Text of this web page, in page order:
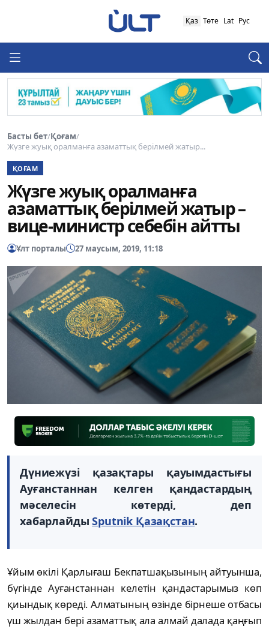
Қаз Төте Lat Рус
Басты бет/Қоғам/
Жүзге жуық оралманға азаматтық берілмей жатыр...
ҚОҒАМ
Жүзге жуық оралманға
азаматтық берілмей жатыр –
вице-министр себебін айтты
Ұлт порталы 27 маусым, 2019, 11:18
Дүниежүзі қазақтары қауымдастығы
Ауғанстаннан келген қандастардың
мәселесін көтерді, деп
хабарлайдыSputnik Қазақстан.
Ұйым өкілі Қарлығаш Бекпатшақызының айтуынша,
бүгінде Ауғанстаннан келетін қандастарымыз көп
қиындық көреді. Алматының өзінде бірнеше отбасы
үш жылдан бері азаматтық ала алмай далада қаңғып